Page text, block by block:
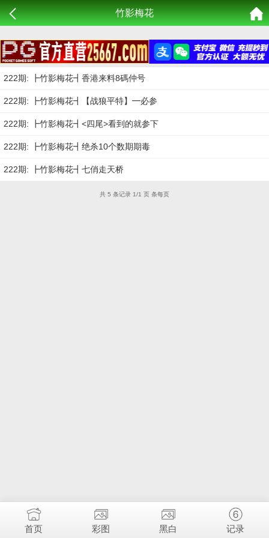
竹影梅花
222期: ┣竹影梅花┫香港来料8碼仲号
222期: ┣竹影梅花┫【战狼平特】━必参
222期: ┣竹影梅花┫<四尾>看到的就参下
222期: ┣竹影梅花┫绝杀10个数期期毒
222期: ┣竹影梅花┫七俏走天桥
共 5 条记录 1/1 页 条每页
首页 彩图 黑白 记录